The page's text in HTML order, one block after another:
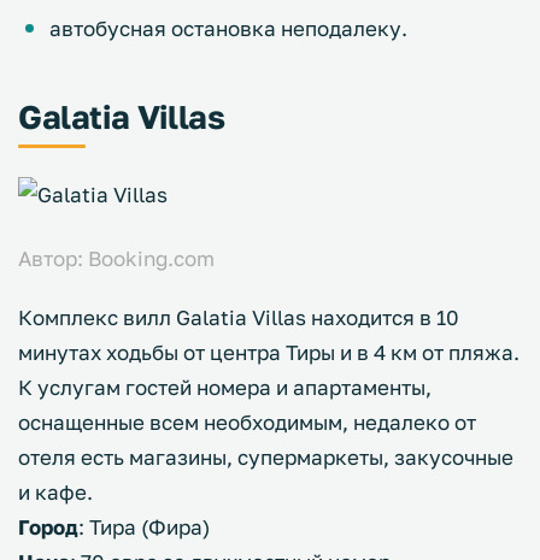
автобусная остановка неподалеку.
Galatia Villas
Автор: Booking.com
Комплекс вилл Galatia Villas находится в 10
минутах ходьбы от центра Тиры и в 4 км от пляжа.
К услугам гостей номера и апартаменты,
оснащенные всем необходимым, недалеко от
отеля есть магазины, супермаркеты, закусочные
и кафе.
Город: Тира (Фира)